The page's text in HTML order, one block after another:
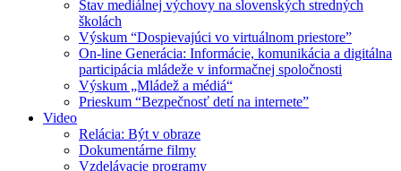
Stav mediálnej výchovy na slovenských stredných
školách
Výskum “Dospievajúci vo virtuálnom priestore”
On-line Generácia: Informácie, komunikácia a digitálna
participácia mládeže v informačnej spoločnosti
Výskum „Mládež a médiá“
Prieskum “Bezpečnosť detí na internete”
Video
Relácia: Být v obraze
Dokumentárne filmy
Vzdelávacie programy